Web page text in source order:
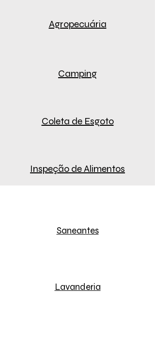
Agropecuária
Camping
Coleta de Esgoto
Inspeção de Alimentos
Saneantes
Lavanderia